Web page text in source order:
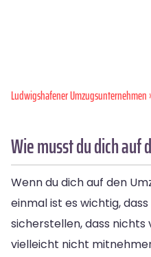
Ludwigshafener Umzugsunternehmen
Wie musst du dich auf
Wenn du dich auf den
einmal ist es wichtig,
sicherstellen, dass nichts
vielleicht nicht